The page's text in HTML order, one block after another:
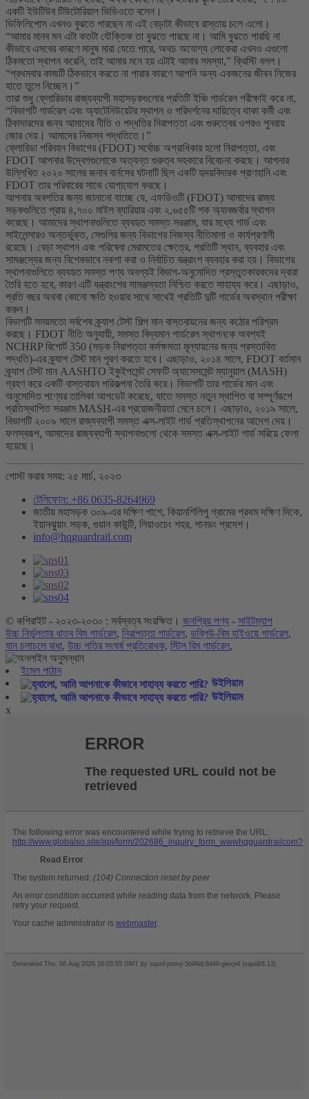
একটি ইউটিউব টিউটোরিয়াল ভিডিওতে বলেন।
ডিফিলিপোস এখনও বুঝতে পারছেন না এই বেড়াটা কীভাবে রাস্তায় চলে এলো।
“আমার মানব মন এটা কতটা যৌক্তিক তা বুঝতে পারছে না। আমি বুঝতে পারছি না
কীভাবে এসবের কারণে মানুষ মারা যেতে পারে, অথচ অযোগ্য লোকেরা এখনও এগুলো
ঠিকমতো স্থাপন করেনি, তাই আমার মনে হয় এটাই আমার সমস্যা,” ক্রিস্টি বলল।
“প্রথমবার কাজটি ঠিকভাবে করতে না পারার কারণে আপনি অন্য একজনের জীবন নিজের
হাতে তুলে নিচ্ছেন।”
তারা শুধু ফ্লোরিডার রাজ্যব্যাপী মহাসড়কগুলোর প্রতিটি ইঞ্চি গার্ডরেল পরীক্ষাই করে না,
“বিভাগটি গার্ডরেল এবং অ্যাটেনিউয়েটর স্থাপন ও পরিদর্শনের দায়িত্বে থাকা কর্মী এবং
ঠিকাদারদের জন্য আমাদের নীতি ও পদ্ধতির নিরাপত্তা এবং গুরুত্বের ওপরও পুনরায়
জোর দেয়। আমাদের নিজস্ব পদ্ধতিতে।”
ফ্লোরিডা পরিবহন বিভাগের (FDOT) সর্বোচ্চ অগ্রাধিকার হলো নিরাপত্তা, এবং
FDOT আপনার উদ্বেগগুলোকে অত্যন্ত গুরুত্ব সহকারে বিবেচনা করছে। আপনার
উল্লিখিত ২০২০ সালের জনাব বার্নসের ঘটনাটি ছিল একটি হৃদয়বিদারক প্রাণহানি এবং
FDOT তার পরিবারের সাথে যোগাযোগ করছে।
আপনার অবগতির জন্য জানানো যাচ্ছে যে, এফডিওটি (FDOT) আমাদের রাজ্য
সড়কগুলিতে প্রায় ৪,৭০০ মাইল ব্যারিয়ার এবং ২,৬৫৫টি শক অ্যাবজর্বার স্থাপন
করেছে। আমাদের স্থাপনাগুলিতে ব্যবহৃত সমস্ত সরঞ্জাম, যার মধ্যে গার্ড এবং
সাইলেন্সারও অন্তর্ভুক্ত, সেগুলির জন্য বিভাগের নিজস্ব নীতিমালা ও কার্যপ্রণালী
রয়েছে। বেড়া স্থাপন এবং পরিষেবা মেরামতের ক্ষেত্রে, প্রতিটি স্থান, ব্যবহার এবং
সামঞ্জস্যের জন্য বিশেষভাবে নকশা করা ও নির্বাচিত যন্ত্রাংশ ব্যবহার করা হয়। বিভাগের
স্থাপনাগুলিতে ব্যবহৃত সমস্ত পণ্য অবশ্যই বিভাগ-অনুমোদিত প্রস্তুতকারকদের দ্বারা
তৈরি হতে হবে, কারণ এটি যন্ত্রাংশের সামঞ্জস্যতা নিশ্চিত করতে সাহায্য করে। এছাড়াও,
প্রতি বছর অথবা কোনো ক্ষতি হওয়ার সাথে সাথেই প্রতিটি দুটি গার্ডের অবস্থান পরীক্ষা
করুন।
বিভাগটি সময়মতো সর্বশেষ ক্র্যাশ টেস্ট শিল্প মান বাস্তবায়নের জন্য কঠোর পরিশ্রম
করছে। FDOT নীতি অনুযায়ী, সমস্ত বিদ্যমান গার্ডরেল স্থাপনকে অবশ্যই
NCHRP রিপোর্ট 350 (সড়ক নিরাপত্তা কর্মক্ষমতা মূল্যায়নের জন্য প্রস্তাবিত
পদ্ধতি)-এর ক্র্যাশ টেস্ট মান পূরণ করতে হবে। এছাড়াও, ২০১৪ সালে, FDOT বর্তমান
ক্র্যাশ টেস্ট মান AASHTO ইকুইপমেন্ট সেফটি অ্যাসেসমেন্ট ম্যানুয়াল (MASH)
গ্রহণ করে একটি বাস্তবায়ন পরিকল্পনা তৈরি করে। বিভাগটি তার গার্ডের মান এবং
অনুমোদিত পণ্যের তালিকা আপডেট করেছে, যাতে সমস্ত নতুন স্থাপিত বা সম্পূর্ণরূপে
প্রতিস্থাপিত সরঞ্জাম MASH-এর প্রয়োজনীয়তা মেনে চলে। এছাড়াও, ২০১৯ সালে,
বিভাগটি ২০০৯ সালে রাজ্যব্যাপী সমস্ত এক্স-লাইট গার্ড প্রতিস্থাপনের আদেশ দেয়।
ফলস্বরূপ, আমাদের রাজ্যব্যাপী স্থাপনাগুলো থেকে সমস্ত এক্স-লাইট গার্ড সরিয়ে ফেলা
হয়েছে।
পোস্ট করার সময়: ২৫ মার্চ, ২০২৩
টেলিফোন: +86 0635-8264969
জাতীয় মহাসড়ক ৩০৯-এর দক্ষিণ পাশে, কিয়ানশিলিপু গ্রামের প্রথম দক্ষিণ দিকে,
ইয়ানঝুয়াং সড়ক, গুয়ান কাউন্টি, লিয়াওচেং শহর, শানডং প্রদেশ।
info@hqguardrail.com
© কপিরাইট - ২০২৩-২০৩০ : সর্বস্বত্ব সংরক্ষিত। জনপ্রিয় পণ্য - সাইটম্যাপ
উচ্চ নির্ভুলতার ধাতব বিম গার্ডরেল, নিরাপত্তা গার্ডরেল, ডব্লিউ-বিম হাইওয়ে গার্ডরেল,
যান চলাচলে বাধা, উচ্চ গতির সংঘর্ষ প্রতিরোধক, স্টিল বিম গার্ডরেল,
ইমেল পাঠান
উইলিয়াম
উইলিয়াম
x